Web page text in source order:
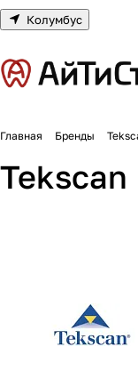
Колумбус
Главная Бренды
Tekscan